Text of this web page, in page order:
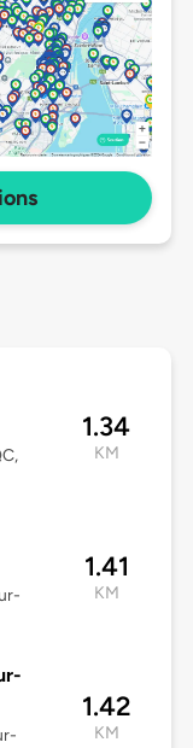
1.34
KM
1.41
KM
1.42
KM